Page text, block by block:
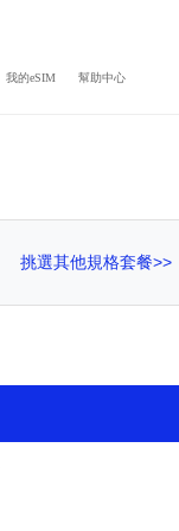
我的eSIM 幫助中心
挑選其他規格套餐>>